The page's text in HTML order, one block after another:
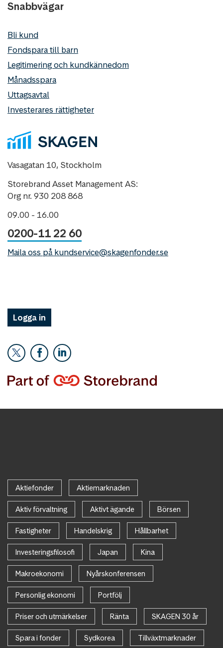
Snabbvägar
Bli kund
Fondspara till barn
Legitimering och kundkännedom
Månadsspara
Uttagsavtal
Investerares rättigheter
Vasagatan 10, Stockholm
Storebrand Asset Management AS:
Org nr. 930 208 868
09.00 - 16.00
0200-11 22 60
Maila oss på kundservice@skagenfonder.se
Logga in
Aktiefonder Aktiemarknaden
Aktiv förvaltning Aktivt ägande Börsen
Fastigheter Handelskrig Hållbarhet
Investeringsfilosofi Japan Kina
Makroekonomi Nyårskonferensen
Personlig ekonomi Portfölj
Priser och utmärkelser Ränta SKAGEN 30 år
Spara i fonder Sydkorea Tillväxtmarknader